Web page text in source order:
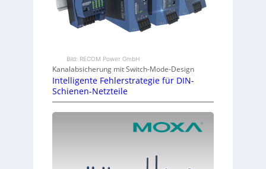
Bild: RECOM Power GmbH
Kanalabsicherung mit Switch-Mode-Design
Intelligente Fehlerstrategie für DIN-
Schienen-Netzteile